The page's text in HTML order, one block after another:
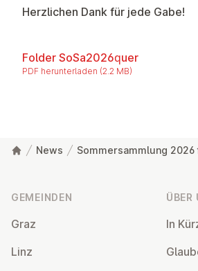
Herzlichen Dank für jede Gabe!
Folder SoSa2026quer
PDF herunterladen (2.2 MB)
News Sommersammlung
GEMEINDEN
Graz
Linz
ÜBER
In